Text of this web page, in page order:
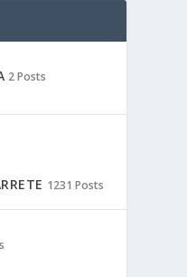
2 Posts
1231 Posts